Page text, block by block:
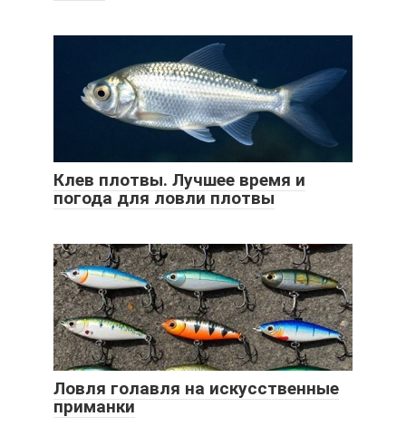
Клев плотвы. Лучшее время и
погода для ловли плотвы
Ловля голавля на искусственные
приманки